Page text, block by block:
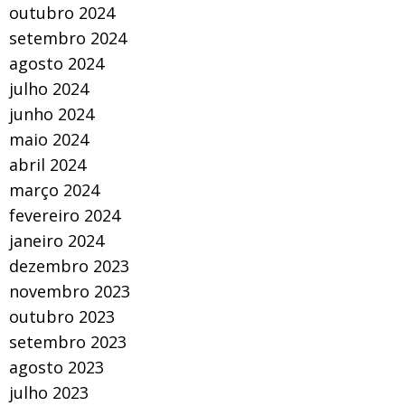
outubro 2024
setembro 2024
agosto 2024
julho 2024
junho 2024
maio 2024
abril 2024
março 2024
fevereiro 2024
janeiro 2024
dezembro 2023
novembro 2023
outubro 2023
setembro 2023
agosto 2023
julho 2023